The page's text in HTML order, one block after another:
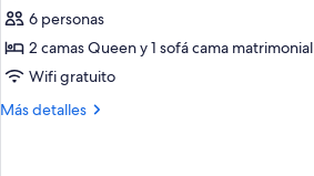
Premium,
varias
camas
Queen
6 personas
2 camas Queen y 1 sofá cama matrimonial
Wifi gratuito
Más detalles
Más